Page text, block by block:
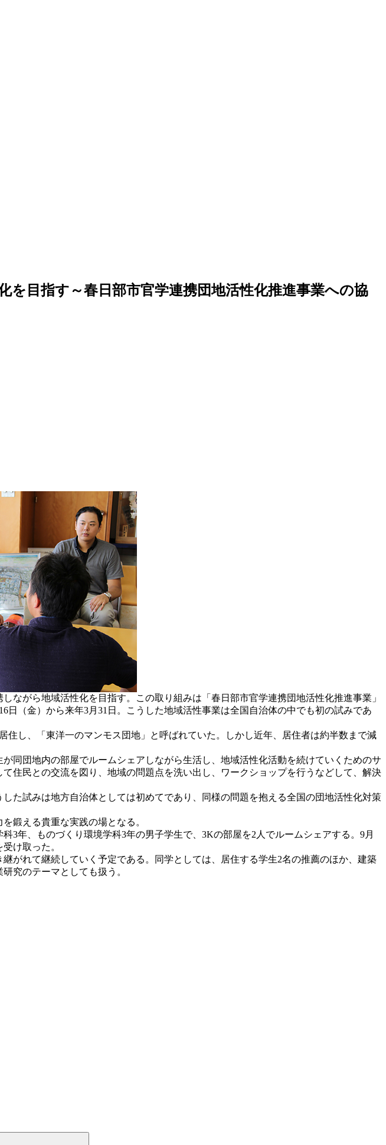
を目指す～春日部市官学連携団地活性化推進事業への協
ながら地域活性化を目指す。この取り組みは「春日部市官学連携団地活性化推進事業」
（金）から来年3月31日。こうした地域活性事業は全国自治体の中でも初の試みであ
し、「東洋一のマンモス団地」と呼ばれていた。しかし近年、居住者は約半数まで減
団地内の部屋でルームシェアしながら生活し、地域活性化活動を続けていくためのサ
住民との交流を図り、地域の問題点を洗い出し、ワークショップを行うなどして、解決
た試みは地方自治体としては初めてであり、同様の問題を抱える全国の団地活性化対策
鍛える貴重な実践の場となる。
年、ものづくり環境学科3年の男子学生で、3Kの部屋を2人でルームシェアする。9月
け取った。
がれて継続していく予定である。同学としては、居住する学生2名の推薦のほか、建築
究のテーマとしても扱う。